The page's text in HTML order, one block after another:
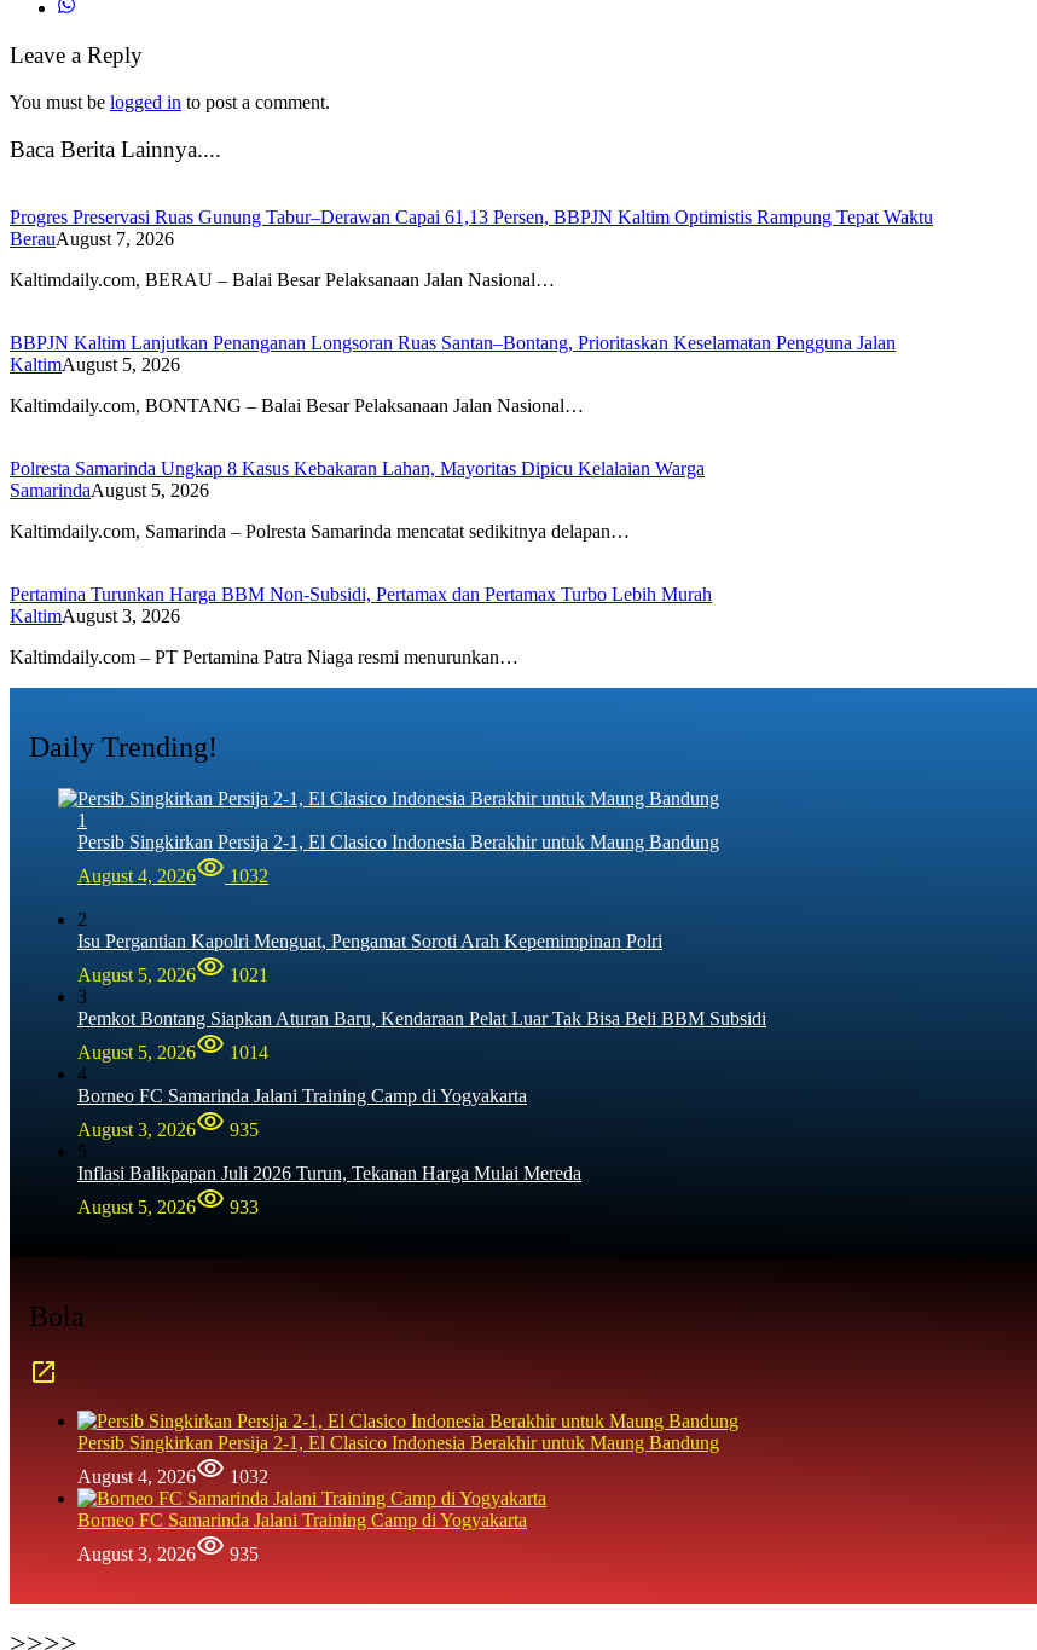
Leave a Reply
You must be logged in to post a comment.
Baca Berita Lainnya....
Progres Preservasi Ruas Gunung Tabur–Derawan Capai 61,13 Persen, BBPJN Kaltim Optimistis Rampung Tepat Waktu
BerauAugust 7, 2026
Kaltimdaily.com, BERAU – Balai Besar Pelaksanaan Jalan Nasional…
BBPJN Kaltim Lanjutkan Penanganan Longsoran Ruas Santan–Bontang, Prioritaskan Keselamatan Pengguna Jalan
KaltimAugust 5, 2026
Kaltimdaily.com, BONTANG – Balai Besar Pelaksanaan Jalan Nasional…
Polresta Samarinda Ungkap 8 Kasus Kebakaran Lahan, Mayoritas Dipicu Kelalaian Warga
SamarindaAugust 5, 2026
Kaltimdaily.com, Samarinda – Polresta Samarinda mencatat sedikitnya delapan…
Pertamina Turunkan Harga BBM Non-Subsidi, Pertamax dan Pertamax Turbo Lebih Murah
KaltimAugust 3, 2026
Kaltimdaily.com – PT Pertamina Patra Niaga resmi menurunkan…
Daily Trending!
1
Persib Singkirkan Persija 2-1, El Clasico Indonesia Berakhir untuk Maung Bandung
August 4, 2026
1032
2
Isu Pergantian Kapolri Menguat, Pengamat Soroti Arah Kepemimpinan Polri
August 5, 2026
1021
3
Pemkot Bontang Siapkan Aturan Baru, Kendaraan Pelat Luar Tak Bisa Beli BBM Subsidi
August 5, 2026
1014
4
Borneo FC Samarinda Jalani Training Camp di Yogyakarta
August 3, 2026
935
5
Inflasi Balikpapan Juli 2026 Turun, Tekanan Harga Mulai Mereda
August 5, 2026
933
Bola
Persib Singkirkan Persija 2-1, El Clasico Indonesia Berakhir untuk Maung Bandung
August 4, 2026
1032
Borneo FC Samarinda Jalani Training Camp di Yogyakarta
August 3, 2026
935
>>>>